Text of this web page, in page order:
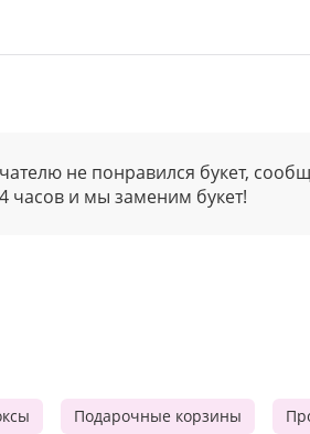
не понравился букет,
часов и мы заменим букет!
Подарочные корзины